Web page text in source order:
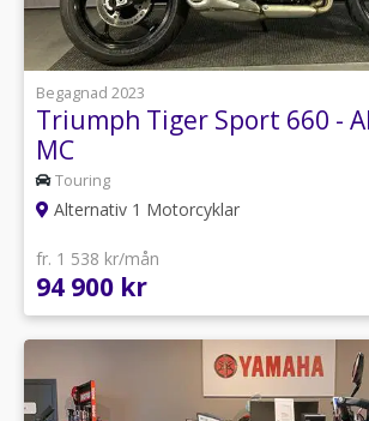
1
Begagnad 2023
Triumph Tiger Sport 660 -
MC
Touring
Alternativ 1 Motorcyklar
fr. 1 538 kr/mån
94 900 kr